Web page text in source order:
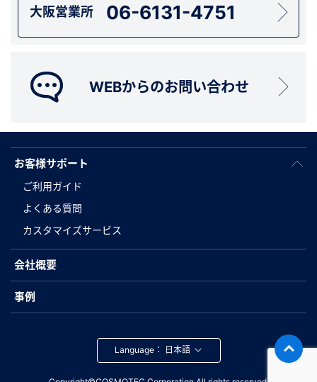
大阪営業所 06-6131-4751
WEBからのお問い合わせ
お客様サポート
ご利用ガイド
よくある質問
カスタマイズサービス
会社概要
事例
Language：